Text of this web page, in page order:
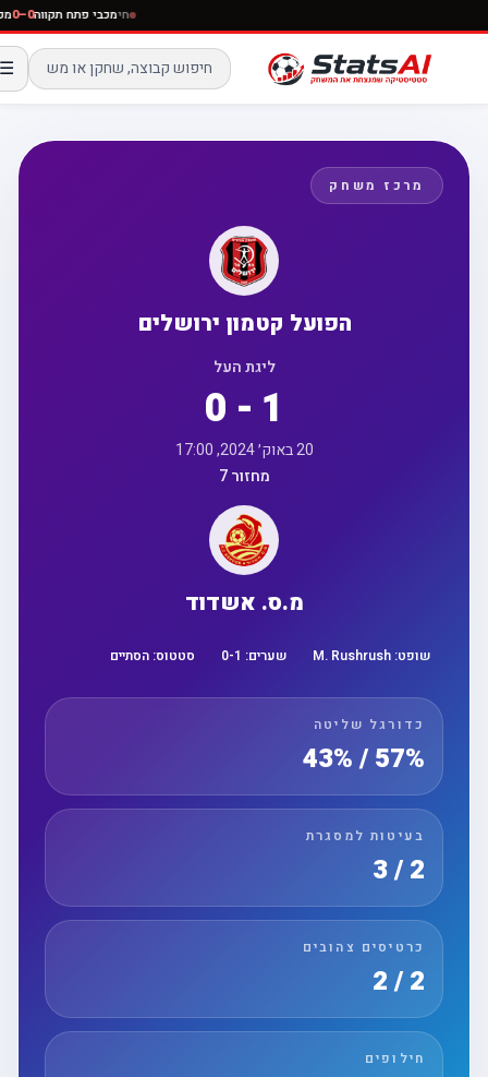
חימכבי פתח תקווה0–0
☰
מרכז משחק
הפועל קטמון ירושלים
ליגת העל
0 - 1
20 באוק׳ 2024, 17:00
מחזור 7
מ.ס. אשדוד
שופט:M. Rushrush שערים: 0 -1 סטטוס:הסתיים
כדורגל שליטה
57% / 43%
בעיטות למסגרת
כרטיסים צהובים
חילופים